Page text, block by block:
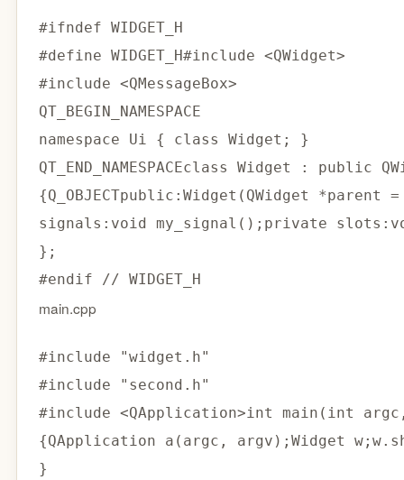
#ifndef
WIDGET_H
#define WIDGET_H#include
<QWidget>
#include
<QMessageBox>
namespace Ui { class Widget ;
}
QT_END_NAMESPACEclass Widget : public
{Q_OBJECTpublic : Widget ( QWidget *parent =
signals : void my_signal ( ) ; private slots :
} ;
#endif // WIDGET_H
main.cpp
#include
"widget.h"
#include
"second.h"
#include <QApplication>int main ( int argc
{QApplication a ( argc , argv ) ; Widget w; w.
}